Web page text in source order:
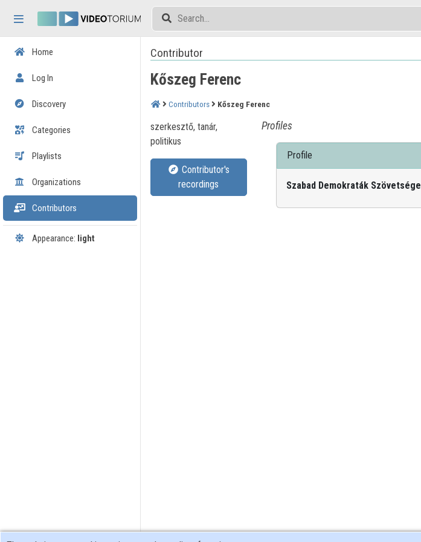
Home
Log In
Discovery
Categories
Playlists
Organizations
Contributors
Appearance: light
Contributor
Kőszeg Ferenc
Contributors Kőszeg Ferenc
szerkesztő, tanár,
politikus
Contributor's
recordings
Profiles
Profile
Szabad Demokraták Szövetsége